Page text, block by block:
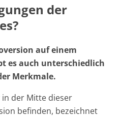
der
auf einem
es auch unterschiedlich
Merkmale.
in der Mitte dieser
befinden, bezeichnet